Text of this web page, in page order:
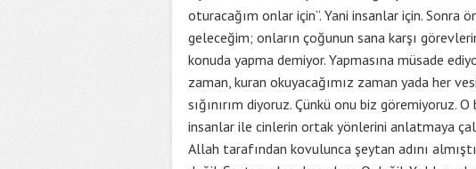
oturacağım onlar için”. Yani insanlar için. Sonra
geleceğim; onların çoğunun sana karşı
konuda yapma demiyor. Yapmasına müsade
zaman, kuran okuyacağımız zaman yada her
sığınırım diyoruz. Çünkü onu biz göremiyoruz.
insanlar ile cinlerin ortak yönlerini anlatmaya
Allah tarafından kovulunca şeytan adını